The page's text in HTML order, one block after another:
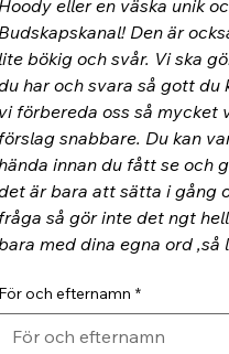
eller en väska unik
Den är
bökig och svår. Vi ska
har och svara så gott du
förbereda oss så mycket
snabbare. Du kan
innan du fått se och
är bara att sätta i gång
så gör inte det ngt
med dina egna ord ,så
och efternamn *